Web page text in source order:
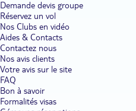
amoureux de la faune sauvage.
Les hôtels et clubs à Agadir, un
les couples.
pour des vacances en duo ou avec
équipements de loisirs et de
prête à toutes sortes de jeux avec
ou de badminton : à chaque
êtes également assuré de faire
aux sports nautiques, dont le surf,
Demande devis groupe
Réservez un vol
Nos Clubs en vidéo
Aides & Contacts
Contactez nous
Nos avis clients
Votre avis sur le site
FAQ
Bon à savoir
Formalités visas